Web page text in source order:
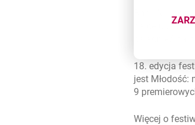
Bank
na celu
18. edycja
jest Młodość:
9
Więcej o